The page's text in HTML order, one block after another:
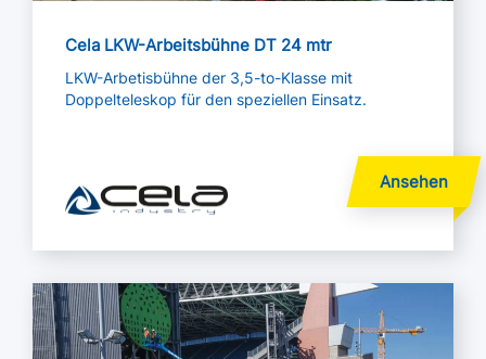
Cela LKW-Arbeitsbühne DT 24 mtr
LKW-Arbetisbühne der 3,5-to-Klasse mit
Doppelteleskop für den speziellen Einsatz.
Mehr lesen